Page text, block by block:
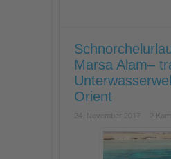
Marsa Alam–
Orient
24. November 2017 2